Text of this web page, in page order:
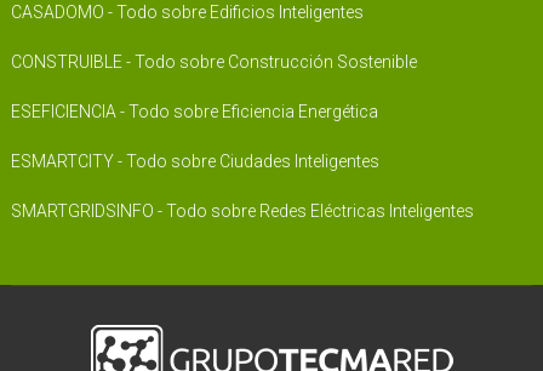
CASADOMO - Todo sobre Edificios Inteligentes
CONSTRUIBLE - Todo sobre Construcción Sostenible
ESEFICIENCIA - Todo sobre Eficiencia Energética
ESMARTCITY - Todo sobre Ciudades Inteligentes
SMARTGRIDSINFO - Todo sobre Redes Eléctricas Inteligentes